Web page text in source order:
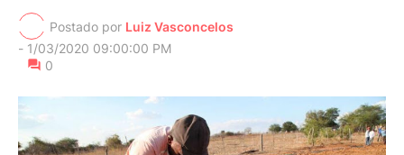
Postado por Luiz Vasconcelos
- 1/03/2020 09:00:00 PM
0